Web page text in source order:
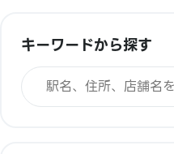
キーワードから探す